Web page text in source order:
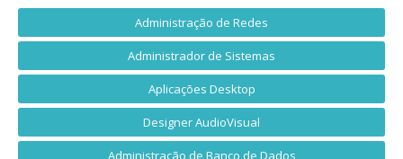
Administração de Redes
Administrador de Sistemas
Aplicações Desktop
Designer AudioVisual
Administração de Banco de Dados